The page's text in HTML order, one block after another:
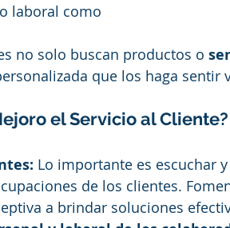
laboral como
no solo buscan productos o
que los haga sentir
el Servicio al Cliente?
Lo importante es escuchar
de los clientes.
a brindar soluciones